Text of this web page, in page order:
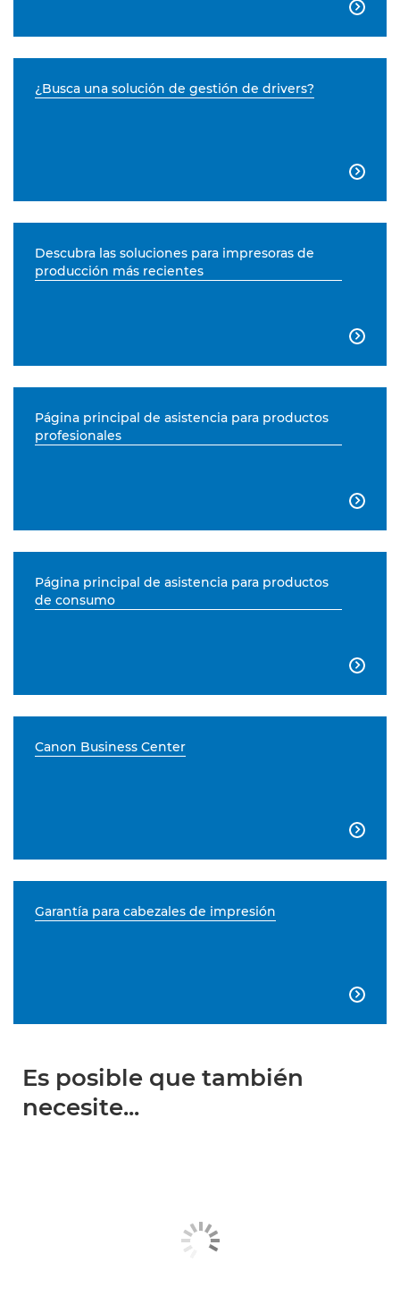

¿Busca una solución de gestión de drivers?

Descubra las soluciones para impresoras de
producción más recientes

Página principal de asistencia para productos
profesionales

Página principal de asistencia para productos
de consumo

Canon Business Center

Garantía para cabezales de impresión

Es posible que también
necesite...